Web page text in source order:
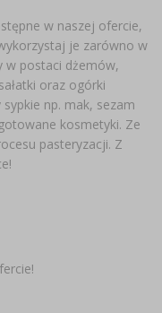
w naszej ofercie,
je zarówno w
w postaci dżemów,
oraz ogórki
np. mak, sezam
kosmetyki. Ze
pasteryzacji. Z